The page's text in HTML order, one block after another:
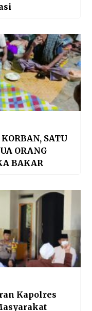
SATU
ORANG
BAKAR
Kapolres